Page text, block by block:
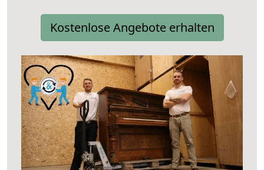
Kostenlose Angebote erhalten